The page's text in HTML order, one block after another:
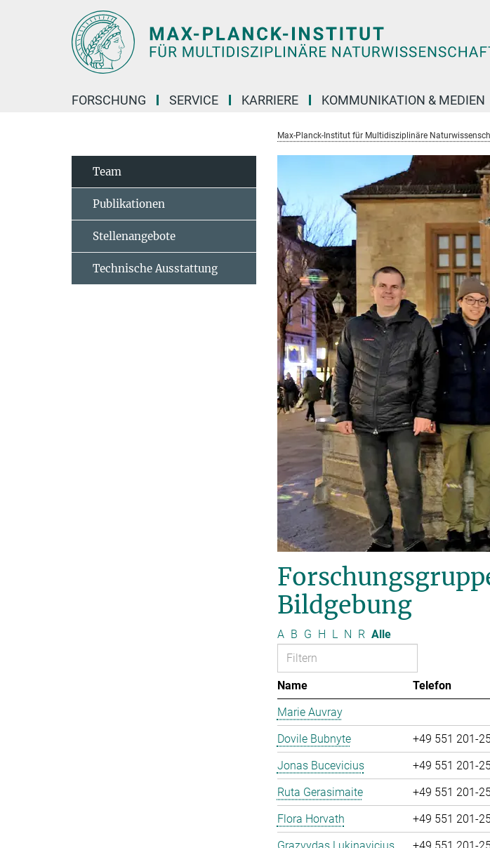
FORSCHUNG SERVICE KARRIERE KOMMUNIKATION & MEDIEN
Max-Planck-Institut für Multidisziplinäre
Bildgebung
A B G H L N R Alle
Name Telefon
Marie Auvray
Dovile Bubnyte
+49 551 201-
Jonas Bucevicius
+49 551 201-
Ruta Gerasimaite
+49 551 201-
Flora Horvath
+49 551 201-
Grazvydas Lukinavicius
+49 551 201-
Team
Publikationen
Stellenangebote
Technische Ausstattung